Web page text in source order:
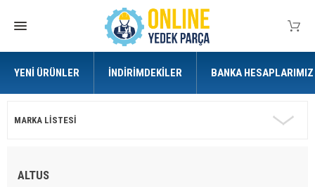
YENI ÜRÜNLER İNDIRIMDEKILER BANKA HESAPLARIMIZ
MARKA LISTESI
ALTUS